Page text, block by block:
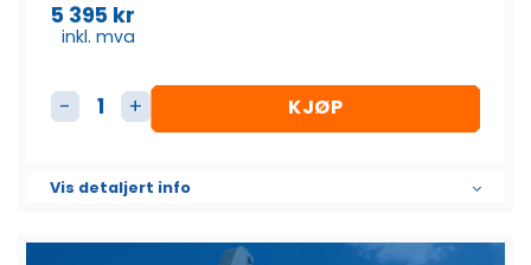
5 395 kr
inkl. mva
AC Kompressor antall KJØP
Vis detaljert info